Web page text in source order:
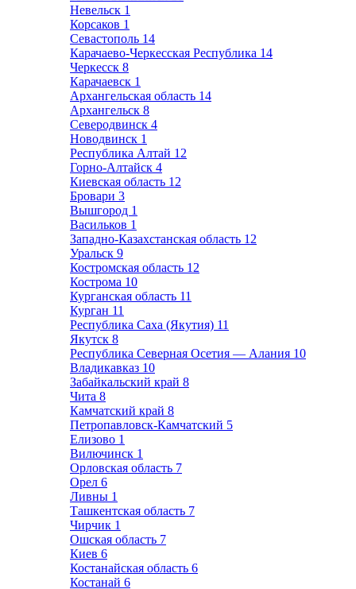
Невельск 1
Корсаков 1
Севастополь 14
Карачаево-Черкесская Республика 14
Черкесск 8
Карачаевск 1
Архангельская область 14
Архангельск 8
Северодвинск 4
Новодвинск 1
Республика Алтай 12
Горно-Алтайск 4
Киевская область 12
Бровари 3
Вышгород 1
Васильков 1
Западно-Казахстанская область 12
Уральск 9
Костромская область 12
Кострома 10
Курганская область 11
Курган 11
Республика Саха (Якутия) 11
Якутск 8
Республика Северная Осетия — Алания 10
Владикавказ 10
Забайкальский край 8
Чита 8
Камчатский край 8
Петропавловск-Камчатский 5
Елизово 1
Вилючинск 1
Орловская область 7
Орел 6
Ливны 1
Ташкентская область 7
Чирчик 1
Ошская область 7
Киев 6
Костанайская область 6
Костанай 6